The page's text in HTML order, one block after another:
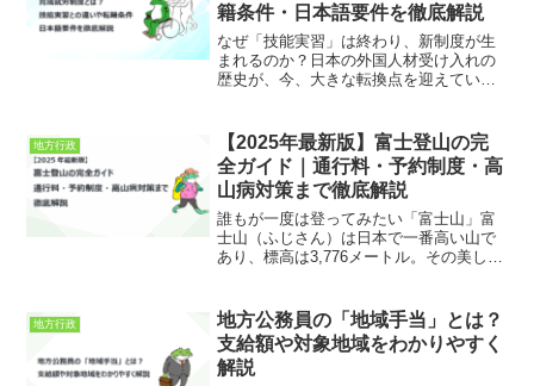
籍条件・日本語要件を徹底解説
なぜ「技能実習」は終わり、新制度が生
まれるのか？日本の外国人材受け入れの
歴史が、今、大きな転換点を迎えていま
度」。しかし、その実態は「国際貢献
（技能移転）」という建前と...
地方行政
【2025年最新版】富士登山の完
全ガイド｜通行料・予約制度・高
山病対策まで徹底解説
誰もが一度は登ってみたい「富士山」富
士山（ふじさん）は日本で一番高い山で
あり、標高は3,776メートル。その美しい
た。富士山は世界文化遺産にも登録さ
れ、海外からも多くの観...
地方行政
地方公務員の「地域手当」とは？
支給額や対象地域をわかりやすく
解説